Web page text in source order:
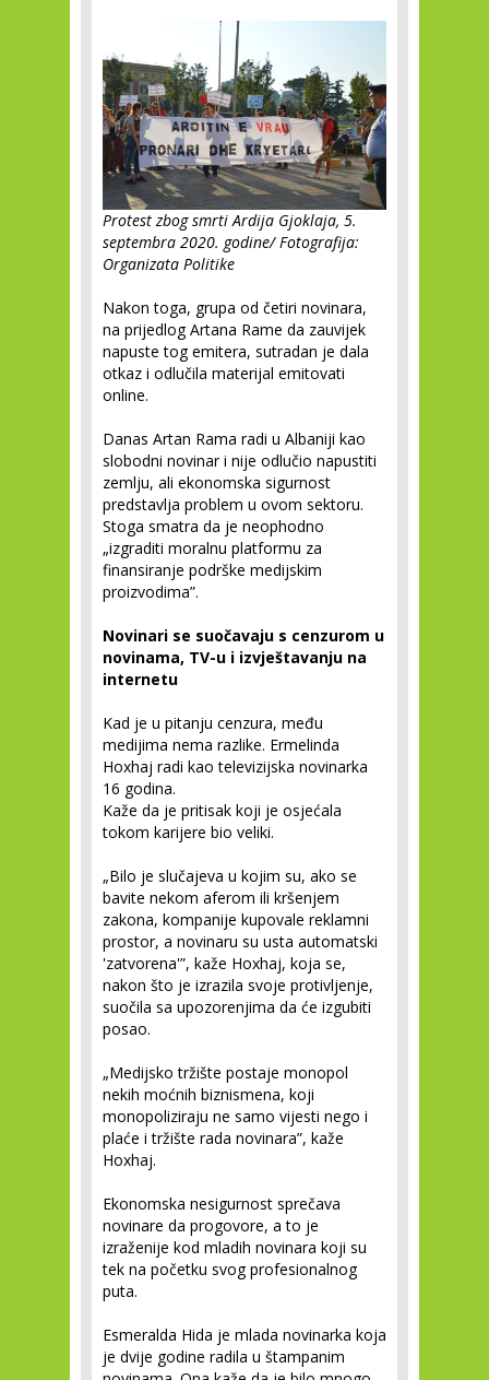
Protest zbog smrti Ardija Gjoklaja, 5.
septembra 2020. godine/ Fotografija:
Organizata Politike
Nakon toga, grupa od četiri novinara,
na prijedlog Artana Rame da zauvijek
napuste tog emitera, sutradan je dala
otkaz i odlučila materijal emitovati
online.
Danas Artan Rama radi u Albaniji kao
slobodni novinar i nije odlučio napustiti
zemlju, ali ekonomska sigurnost
predstavlja problem u ovom sektoru.
Stoga smatra da je neophodno
„izgraditi moralnu platformu za
finansiranje podrške medijskim
proizvodima”.
Novinari se suočavaju s cenzurom u
novinama, TV-u i izvještavanju na
internetu
Kad je u pitanju cenzura, među
medijima nema razlike. Ermelinda
Hoxhaj radi kao televizijska novinarka
16 godina.
Kaže da je pritisak koji je osjećala
tokom karijere bio veliki.
„Bilo je slučajeva u kojim su, ako se
bavite nekom aferom ili kršenjem
zakona, kompanije kupovale reklamni
prostor, a novinaru su usta automatski
'zatvorena'”, kaže Hoxhaj, koja se,
nakon što je izrazila svoje protivljenje,
suočila sa upozorenjima da će izgubiti
posao.
„Medijsko tržište postaje monopol
nekih moćnih biznismena, koji
monopoliziraju ne samo vijesti nego i
plaće i tržište rada novinara”, kaže
Hoxhaj.
Ekonomska nesigurnost sprečava
novinare da progovore, a to je
izraženije kod mladih novinara koji su
tek na početku svog profesionalnog
puta.
Esmeralda Hida je mlada novinarka koja
je dvije godine radila u štampanim